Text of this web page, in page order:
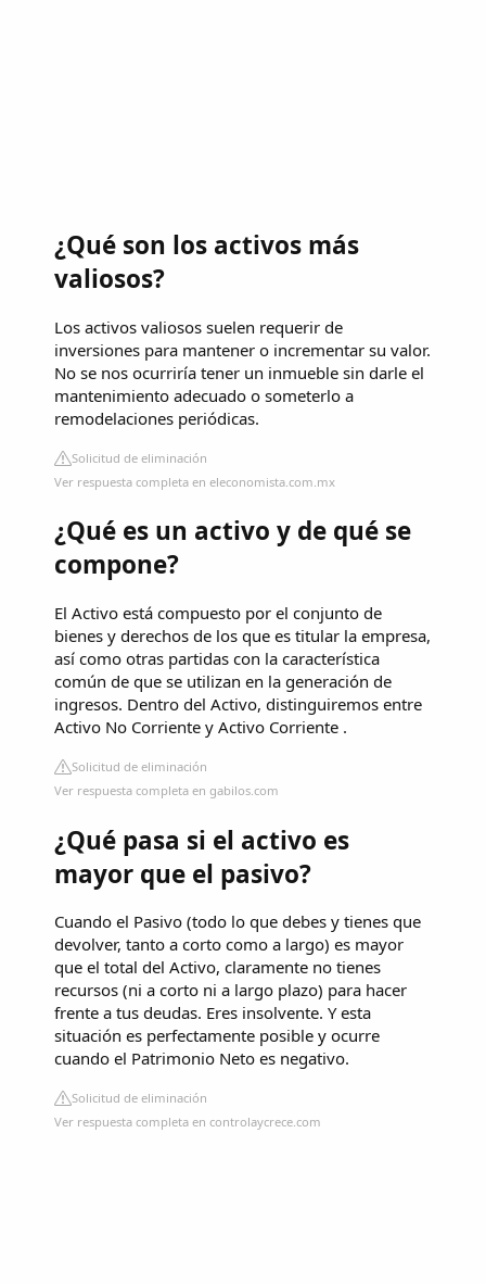
¿Qué son los activos más
valiosos?
Los activos valiosos suelen requerir de
inversiones para mantener o incrementar su valor.
No se nos ocurriría tener un inmueble sin darle el
mantenimiento adecuado o someterlo a
remodelaciones periódicas.
Solicitud de eliminación
Ver respuesta completa en eleconomista.com.mx
¿Qué es un activo y de qué se
compone?
El Activo está compuesto por el conjunto de
bienes y derechos de los que es titular la empresa,
así como otras partidas con la característica
común de que se utilizan en la generación de
ingresos. Dentro del Activo, distinguiremos entre
Activo No Corriente y Activo Corriente .
Solicitud de eliminación
Ver respuesta completa en gabilos.com
¿Qué pasa si el activo es
mayor que el pasivo?
Cuando el Pasivo (todo lo que debes y tienes que
devolver, tanto a corto como a largo) es mayor
que el total del Activo, claramente no tienes
recursos (ni a corto ni a largo plazo) para hacer
frente a tus deudas. Eres insolvente. Y esta
situación es perfectamente posible y ocurre
cuando el Patrimonio Neto es negativo.
Solicitud de eliminación
Ver respuesta completa en controlaycrece.com